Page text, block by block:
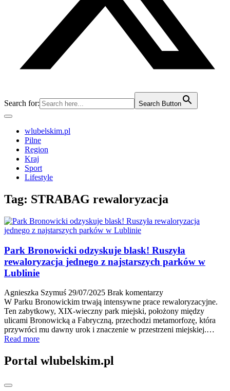
Search for: Search Button
wlubelskim.pl
Pilne
Region
Kraj
Sport
Lifestyle
Tag: STRABAG rewaloryzacja
Park Bronowicki odzyskuje blask! Ruszyła
rewaloryzacja jednego z najstarszych parków w
Lublinie
Agnieszka Szymuś 29/07/2025 Brak komentarzy
W Parku Bronowickim trwają intensywne prace rewaloryzacyjne.
Ten zabytkowy, XIX-wieczny park miejski, położony między
ulicami Bronowicką a Fabryczną, przechodzi metamorfozę, która
przywróci mu dawny urok i znaczenie w przestrzeni miejskiej.…
Read more
Portal wlubelskim.pl